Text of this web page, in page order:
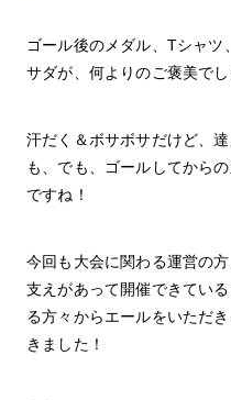
ゴール後のメダル、Tシャツ
サダが、何よりのご褒美でし
汗だく＆ボサボサだけど、
も、でも、ゴールしてから
ですね！
今回も大会に関わる運営の
支えがあって開催できてい
る方々からエールをいただ
きました！